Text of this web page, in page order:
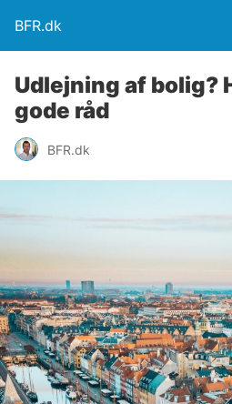
BFR.dk
Udlejning af bolig?
gode råd
BFR.dk